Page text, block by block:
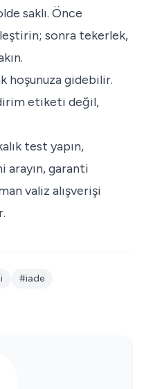
saklı. Önce
sonra tekerlek,
hoşunuza gidebilir.
etiketi değil,
test yapın,
arayın, garanti
valiz alışverişi
#iade